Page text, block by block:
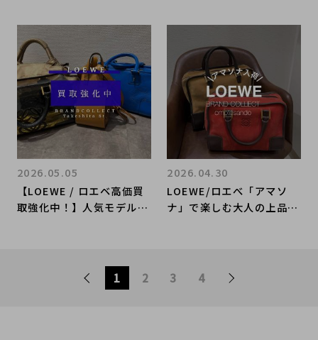
LOEWEを売るならブラン
任せください！
【LOEWE / ロエベ高価買
取強化中！】人気モデル需
2026.05.05
LOEWE/ロエべ「アマソ
ナ」で楽しむ大人の上品ス
2026.04.30
1 2 3 4